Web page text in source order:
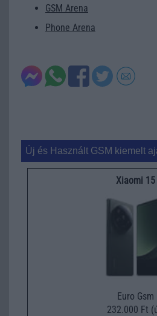
GSM Arena
Phone Arena
Új és Használt GSM kiemelt
Xiaomi 15
Euro Gsm
232.000 Ft